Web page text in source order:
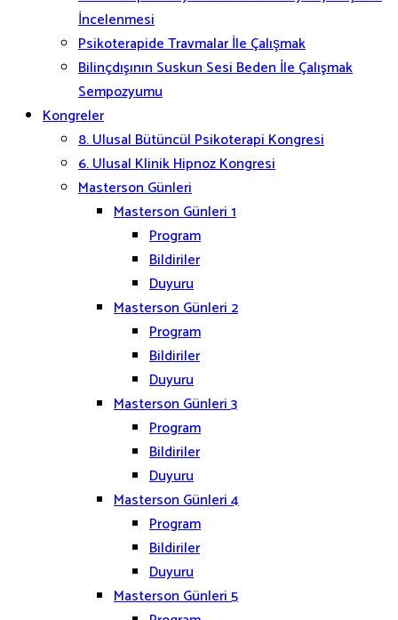
İncelenmesi
Psikoterapide Travmalar İle Çalışmak
Bilinçdışının Suskun Sesi Beden İle Çalışmak
Sempozyumu
Kongreler
8. Ulusal Bütüncül Psikoterapi Kongresi
6. Ulusal Klinik Hipnoz Kongresi
Masterson Günleri
Masterson Günleri 1
Program
Bildiriler
Duyuru
Masterson Günleri 2
Program
Bildiriler
Duyuru
Masterson Günleri 3
Program
Bildiriler
Duyuru
Masterson Günleri 4
Program
Bildiriler
Duyuru
Masterson Günleri 5